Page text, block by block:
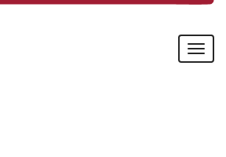
MENU